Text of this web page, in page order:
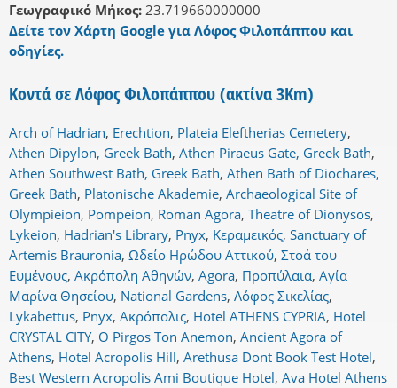
Γεωγραφικό Μήκος: 23.719660000000
Δείτε τον Χάρτη Google για Λόφος Φιλοπάππου και
οδηγίες.
Κοντά σε Λόφος Φιλοπάππου (ακτίνα 3Km)
Arch of Hadrian, Erechtion, Plateia Eleftherias Cemetery,
Athen Dipylon, Greek Bath, Athen Piraeus Gate, Greek Bath,
Athen Southwest Bath, Greek Bath, Athen Bath of Diochares,
Greek Bath, Platonische Akademie, Archaeological Site of
Olympieion, Pompeion, Roman Agora, Theatre of Dionysos,
Lykeion, Hadrian's Library, Pnyx, Κεραμεικός, Sanctuary of
Artemis Brauronia, Ωδείο Ηρώδου Αττικού, Στοά του
Ευμένους, Ακρόπολη Αθηνών, Agora, Προπύλαια, Αγία
Μαρίνα Θησείου, National Gardens, Λόφος Σικελίας,
Lykabettus, Pnyx, Ακρόπολις, Hotel ATHENS CYPRIA, Hotel
CRYSTAL CITY, O Pirgos Ton Anemon, Ancient Agora of
Athens, Hotel Acropolis Hill, Arethusa Dont Book Test Hotel,
Best Western Acropolis Ami Boutique Hotel, Ava Hotel Athens